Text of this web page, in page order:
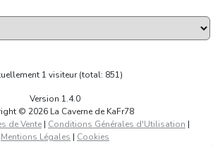
1 visiteur (total: 851)
Version 1.4.0
© 2026 La Caverne de KaFr78
de Vente | Conditions Générales d'Utilisation |
Mentions Légales | Cookies